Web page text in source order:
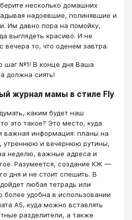
несколько домашних
надоевшие, полинявшие и
Им давно пора на помойку,
выглядеть красиво. И не
вечера то, что оденем завтра.
шаг №1! В конце дня Ваша
должна сиять!
журнал мамы в стиле Fly
каким будет наш
это такое? Это место, куда
важная информация: планы на
утреннюю и вечернюю рутины,
неделю, важные адреса и
Разумеется, создание КЖ —
дня и не стоит спешить. В
любая тетрадь или
более удобна в использовании
А5, куда можно вставлять
разделители, а также